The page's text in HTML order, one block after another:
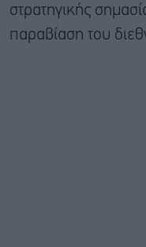
στρατηγικής
παραβίαση του